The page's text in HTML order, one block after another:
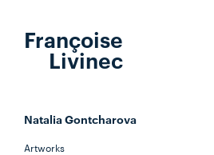
Françoise
Livinec
Natalia Gontcharova
Artworks